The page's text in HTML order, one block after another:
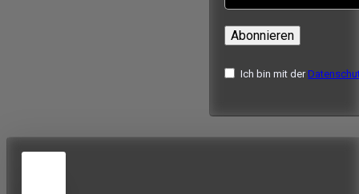
Abonnieren
Ich bin mit der